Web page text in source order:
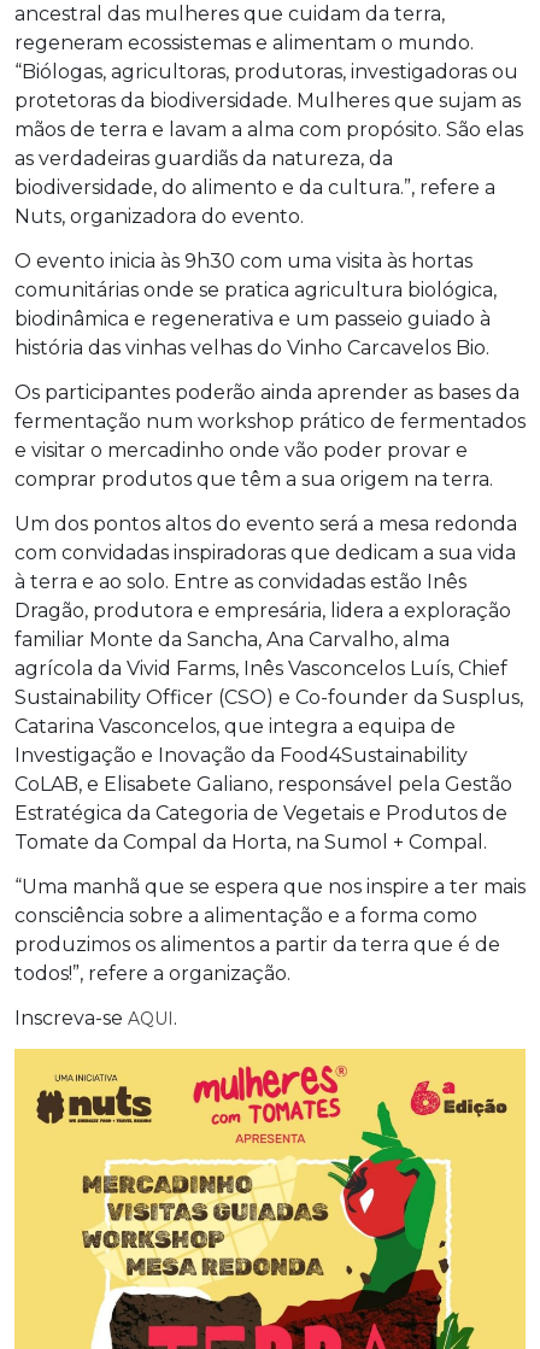
ancestral das mulheres que cuidam da terra,
regeneram ecossistemas e alimentam o mundo.
“Biólogas, agricultoras, produtoras, investigadoras ou
protetoras da biodiversidade. Mulheres que sujam as
mãos de terra e lavam a alma com propósito. São elas
as verdadeiras guardiãs da natureza, da
biodiversidade, do alimento e da cultura.”, refere a
Nuts, organizadora do evento.
O evento inicia às 9h30 com uma visita às hortas
comunitárias onde se pratica agricultura biológica,
biodinâmica e regenerativa e um passeio guiado à
história das vinhas velhas do Vinho Carcavelos Bio.
Os participantes poderão ainda aprender as bases da
fermentação num workshop prático de fermentados
e visitar o mercadinho onde vão poder provar e
comprar produtos que têm a sua origem na terra.
Um dos pontos altos do evento será a mesa redonda
com convidadas inspiradoras que dedicam a sua vida
à terra e ao solo. Entre as convidadas estão Inês
Dragão, produtora e empresária, lidera a exploração
familiar Monte da Sancha, Ana Carvalho, alma
agrícola da Vivid Farms, Inês Vasconcelos Luís, Chief
Sustainability Officer (CSO) e Co-founder da Susplus,
Catarina Vasconcelos, que integra a equipa de
Investigação e Inovação da Food4Sustainability
CoLAB, e Elisabete Galiano, responsável pela Gestão
Estratégica da Categoria de Vegetais e Produtos de
Tomate da Compal da Horta, na Sumol + Compal.
“Uma manhã que se espera que nos inspire a ter mais
consciência sobre a alimentação e a forma como
produzimos os alimentos a partir da terra que é de
todos!”, refere a organização.
Inscreva-se AQUI.